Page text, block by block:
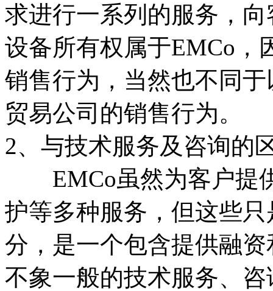
求进行一系列的服务，
设备所有权属于EMCo，
销售行为，当然也不同
贸易公司的销售行为。
2、与技术服务及咨询的
EMCo虽然为客户提
护等多种服务，但这些
分，是一个包含提供融
不象一般的技术服务、